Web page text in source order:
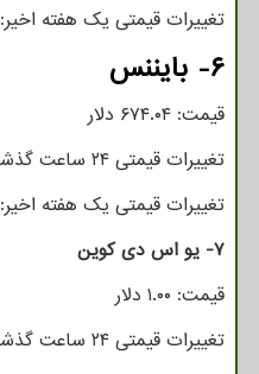
تغییرات قیمتی یک هفته اخیر: ۹.۷۲ درصد کاهش
۶- بایننس
قیمت: ۶۷۴.۰۴ دلار
تغییرات قیمتی ۲۴ ساعت گذشته: ۰.۹۵ درصد کاهش
تغییرات قیمتی یک هفته اخیر: ۳.۴۵ درصد کاهش
۷- یو اس دی کوین
قیمت: ۱.۰۰ دلار
تغییرات قیمتی ۲۴ ساعت گذشته: ۰.۰۱ درصد کاهش